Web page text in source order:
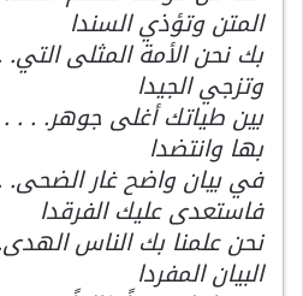
المتن وتؤذي السندا
بك نحن الأمة المثلى
وتزجي الجيدا
بين طياتك أغلى جوهر. . .
بها وانتضدا
في بيان واضح غار
فاستعدى عليك الفرقدا
نحن علمنا بك الناس
البيان المفردا